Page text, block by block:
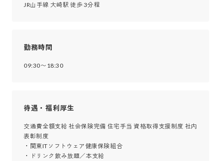
JR山手線 大崎駅 徒歩 3分程
勤務時間
09:30〜18:30
待遇・福利厚生
交通費全額支給 社会保険完備 住宅手当 資格取得支援制度 社内
表彰制度
・関東ITソフトウェア健康保険組合
・ドリンク飲み放題／本支給